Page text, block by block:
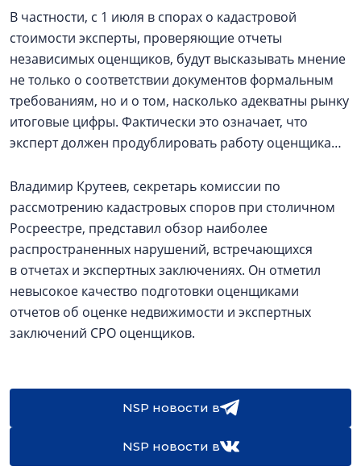
В частности, с 1 июля в спорах о кадастровой
стоимости эксперты, проверяющие отчеты
независимых оценщиков, будут высказывать мнение
не только о соответствии документов формальным
требованиям, но и о том, насколько адекватны рынку
итоговые цифры. Фактически это означает, что
эксперт должен продублировать работу оценщика…
Владимир Крутеев, секретарь комиссии по
рассмотрению кадастровых споров при столичном
Росреестре, представил обзор наиболее
распространенных нарушений, встречающихся
в отчетах и экспертных заключениях. Он отметил
невысокое качество подготовки оценщиками
отчетов об оценке недвижимости и экспертных
заключений СРО оценщиков.
NSP новости в
NSP новости в